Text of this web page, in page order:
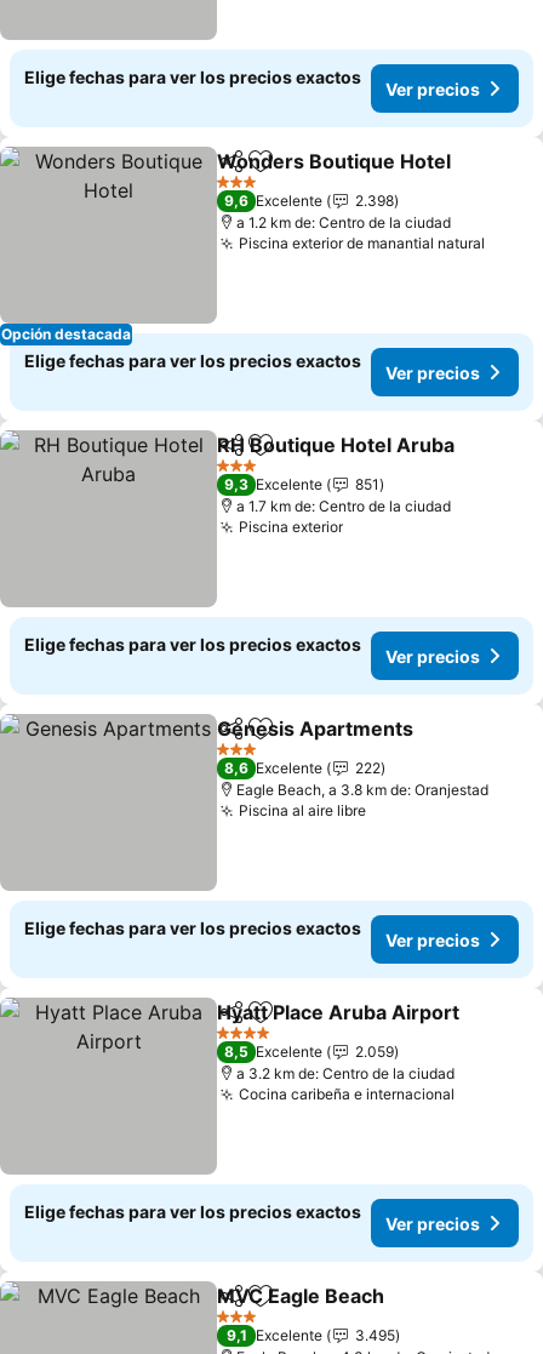
Elige fechas para ver los precios exactos
Ver precios
Opción destacada
CompartirAgregar a favoritos
Wonders Boutique Hotel
3 Estrellas
9,6 Excelente
2.398
a 1.2 km de: Centro de la ciudad
Piscina exterior de manantial natural
Elige fechas para ver los precios exactos
Ver precios
CompartirAgregar a favoritos
RH Boutique Hotel Aruba
3 Estrellas
9,3 Excelente
851
a 1.7 km de: Centro de la ciudad
Piscina exteriorVer precios
Elige fechas para ver los precios exactos
Ver precios
CompartirAgregar a favoritos
Genesis Apartments
3 Estrellas
8,6 Excelente
222
Eagle Beach, a 3.8 km de: Oranjestad
Piscina al aire libreVer precios
Elige fechas para ver los precios exactos
Ver precios
CompartirAgregar a favoritos
Hyatt Place Aruba Airport
4 Estrellas
8,5 Excelente
2.059
a 3.2 km de: Centro de la ciudad
Cocina caribeña e internacional
Elige fechas para ver los precios exactos
Ver precios
CompartirAgregar a favoritos
MVC Eagle Beach
3 Estrellas
9,1 Excelente
3.495